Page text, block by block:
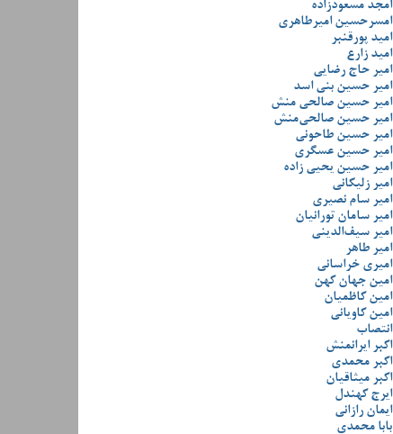
امجد مسعودزاده
امسرحسین امیرطاهری
امید پورقنبر
امید زارع
امیر حاج رضایی
امیر حسین بنی اسد
امیر حسین صالحی منش
امیر حسین صالحی‌منش
امیر حسین طاحونی
امیر حسین عسگری
امیر حسین یحیی زاده
امیر زلیکانی
امیر سام نصیری
امیر سامان تورانیان
امیر سیف‌الدینی
امیر طاهر
امیری خراسانی
امین جهان کهن
امین کاظمیان
امین کاویانی
انتصاب
اکبر ایرانمنش
اکبر محمدی
اکبر میثاقیان
ایرج کهندل
ایمان رازانی
بابا محمدی